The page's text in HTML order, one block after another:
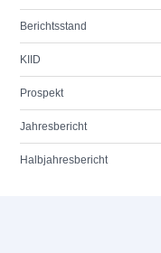
Berichtsstand
KIID
Prospekt
Jahresbericht
Halbjahresbericht